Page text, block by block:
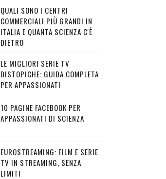
QUALI SONO I CENTRI
COMMERCIALI PIÙ GRANDI IN
ITALIA E QUANTA SCIENZA C'È
DIETRO
LE MIGLIORI SERIE TV
DISTOPICHE: GUIDA COMPLETA
PER APPASSIONATI
10 PAGINE FACEBOOK PER
APPASSIONATI DI SCIENZA
EUROSTREAMING: FILM E SERIE
TV IN STREAMING, SENZA
LIMITI